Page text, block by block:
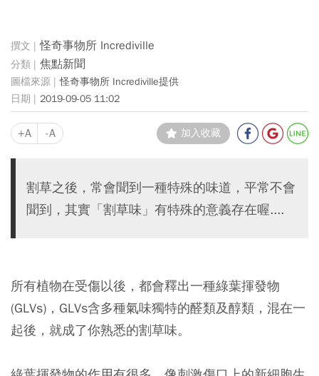
怪奇事物所 Incrediville
焦點新聞
怪奇事物所 Incrediville提供
2019-09-05 11:02
+A -A 加入收藏
割草之後，常會聞到一種特殊的味道，平常不會
聞到，其實「割草味」有特殊的意義存在喔....
所有植物在受傷以後，都會釋出一種綠葉揮發物
(GLVs)，GLVs含多種氣味獨特的醛類及醇類，混在一
起後，就成了你熟悉的割草味。